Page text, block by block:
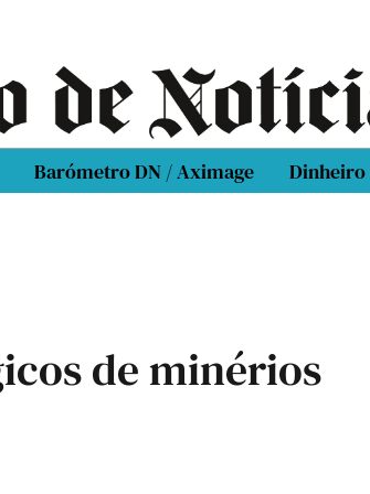
Barómetro DN / Aximage Dinheiro
de minérios